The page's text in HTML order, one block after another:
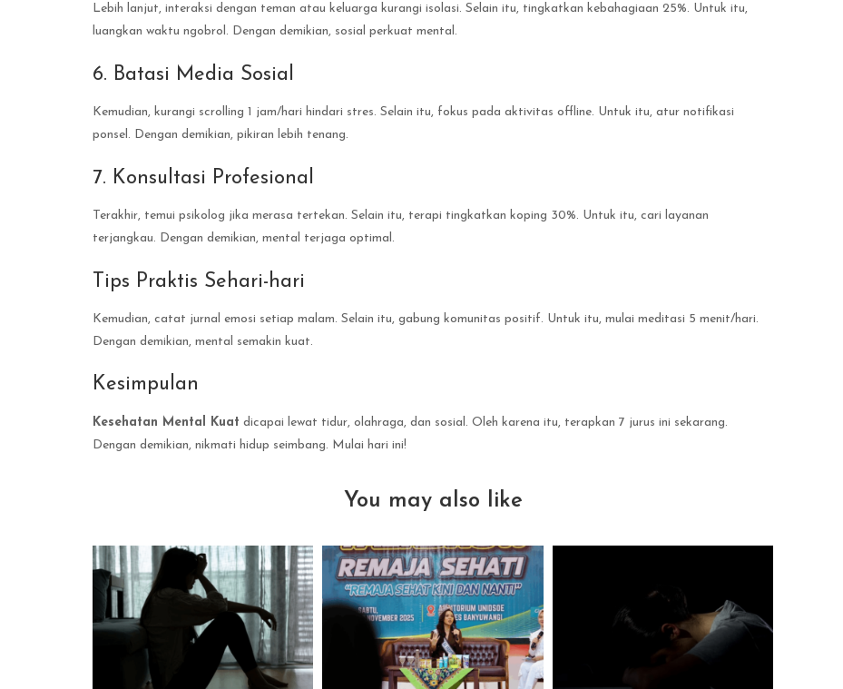
Lebih lanjut, interaksi dengan teman atau keluarga kurangi isolasi. Selain itu, tingkatkan kebahagiaan 25%. Untuk itu,
luangkan waktu ngobrol. Dengan demikian, sosial perkuat mental.
6. Batasi Media Sosial
Kemudian, kurangi scrolling 1 jam/hari hindari stres. Selain itu, fokus pada aktivitas offline. Untuk itu, atur notifikasi
ponsel. Dengan demikian, pikiran lebih tenang.
7. Konsultasi Profesional
Terakhir, temui psikolog jika merasa tertekan. Selain itu, terapi tingkatkan koping 30%. Untuk itu, cari layanan
terjangkau. Dengan demikian, mental terjaga optimal.
Tips Praktis Sehari-hari
Kemudian, catat jurnal emosi setiap malam. Selain itu, gabung komunitas positif. Untuk itu, mulai meditasi 5 menit/hari.
Dengan demikian, mental semakin kuat.
Kesimpulan
Kesehatan Mental Kuat dicapai lewat tidur, olahraga, dan sosial. Oleh karena itu, terapkan 7 jurus ini sekarang.
Dengan demikian, nikmati hidup seimbang. Mulai hari ini!
You may also like